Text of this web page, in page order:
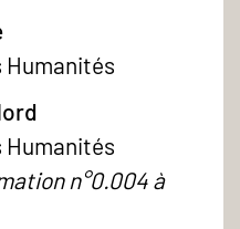
Humanités
Humanités
n°0.004 à